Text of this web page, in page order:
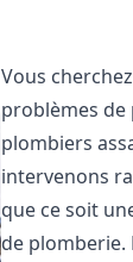
Vous
problèmes de
plombiers
intervenons
que ce soit
de plomberie.